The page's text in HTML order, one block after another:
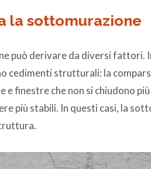
la sottomurazione
può derivare da diversi fattori.
cedimenti strutturali: la
finestre che non si chiudono
più stabili. In questi casi, la